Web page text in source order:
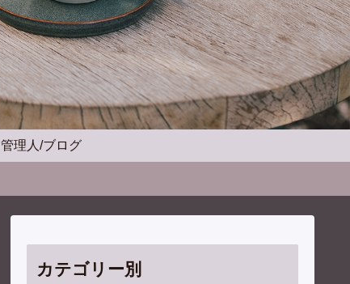
管理人/ブログ
カテゴリー別